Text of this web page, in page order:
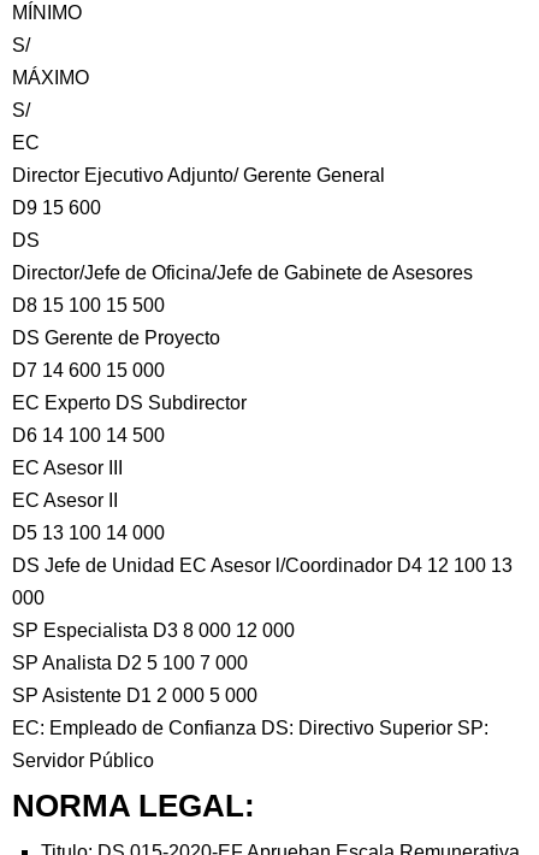
MÍNIMO
S/
MÁXIMO
S/
EC
Director Ejecutivo Adjunto/ Gerente General
D9 15 600
DS
Director/Jefe de Oficina/Jefe de Gabinete de Asesores
D8 15 100 15 500
DS Gerente de Proyecto
D7 14 600 15 000
EC Experto DS Subdirector
D6 14 100 14 500
EC Asesor III
EC Asesor II
D5 13 100 14 000
DS Jefe de Unidad EC Asesor l/Coordinador D4 12 100 13
000
SP Especialista D3 8 000 12 000
SP Analista D2 5 100 7 000
SP Asistente D1 2 000 5 000
EC: Empleado de Confianza DS: Directivo Superior SP:
Servidor Público
NORMA LEGAL: